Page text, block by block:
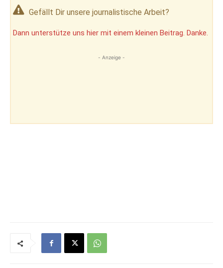
Gefällt Dir unsere journalistische Arbeit?
Dann unterstütze uns hier mit einem kleinen Beitrag. Danke.
- Anzeige -